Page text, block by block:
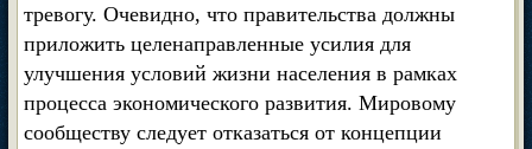
тревогу. Очевидно, что правительства должны
приложить целенаправленные усилия для
улучшения условий жизни населения в рамках
процесса экономического развития. Мировому
сообществу следует отказаться от концепции